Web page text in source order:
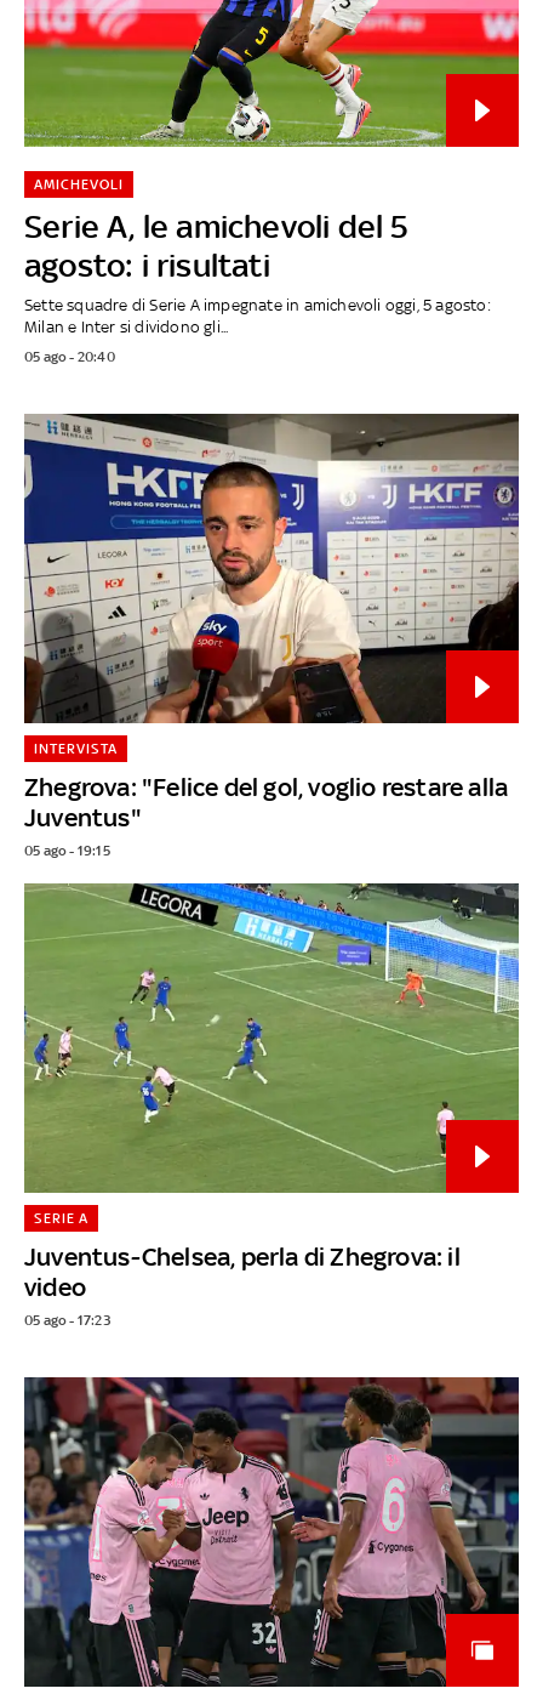
Serie A, le amichevoli del 5
agosto: i risultati
AMICHEVOLI
Sette squadre di Serie A impegnate in amichevoli oggi, 5 agosto:
Milan e Inter si dividono gli...
05 ago - 20:40
Zhegrova: "Felice del gol, voglio restare alla
Juventus"
INTERVISTA
05 ago - 19:15
Juventus-Chelsea, perla di Zhegrova: il
video
SERIE A
05 ago - 17:23